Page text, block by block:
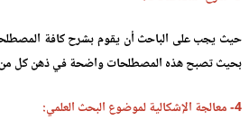
حيث يجب على الباحث أن يقوم بشرح كافة
بحيث تصبح هذه المصطلحات واضحة في ذهن كل من
4- معالجة الإشكالية لموضوع البحث العلمي: